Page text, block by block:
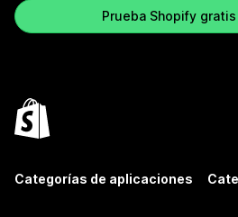
Prueba Shopify
Categorías de aplicaciones